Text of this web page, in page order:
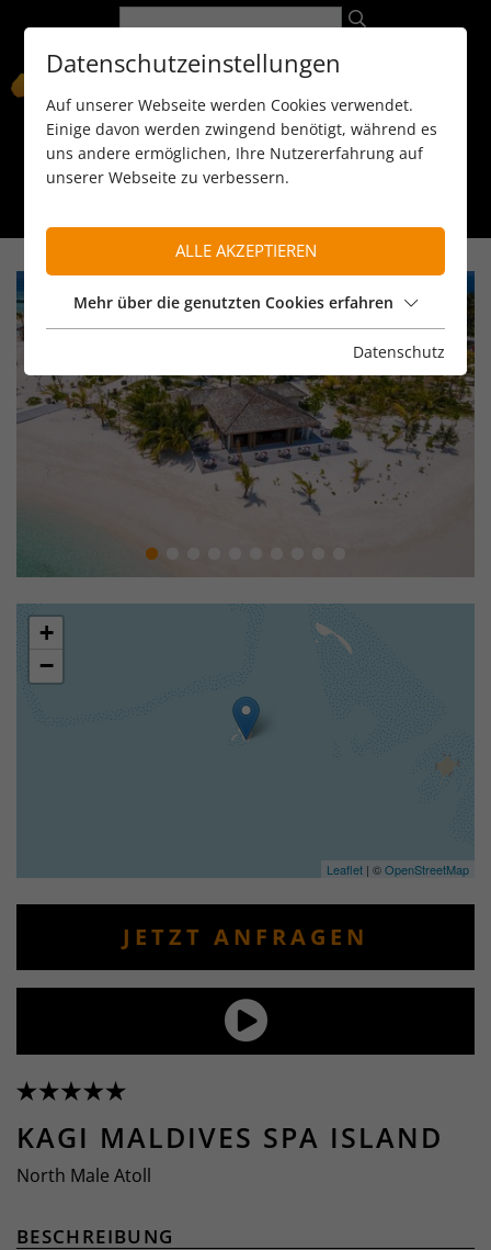
089 / 8 11 90 15
+
−
Leaflet | ©OpenStreetMap
JETZT ANFRAGEN
KAGI MALDIVES SPA ISLAND
North Male Atoll
BESCHREIBUNG
Datenschutzeinstellungen
Auf unserer Webseite werden Cookies verwendet.
Einige davon werden zwingend benötigt, während es
uns andere ermöglichen, Ihre Nutzererfahrung auf
unserer Webseite zu verbessern.
ALLE AKZEPTIEREN
Mehr über die genutzten Cookies erfahren
Datenschutz